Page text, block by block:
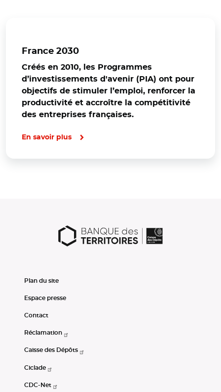
France 2030
Créés en 2010, les Programmes
d’investissements d'avenir (PIA) ont pour
objectifs de stimuler l’emploi, renforcer la
productivité et accroître la compétitivité
des entreprises françaises.
En savoir plus
Plan du site
Espace presse
Contact
Réclamation
Caisse des Dépôts
Ciclade
CDC-Net